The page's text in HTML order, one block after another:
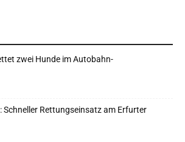
zwei Hunde im Autobahn-
Schneller Rettungseinsatz am Erfurter